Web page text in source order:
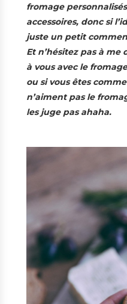
fromage
accessoires, donc si
juste un petit
Et n’hésitez pas à
à vous avec le
ou si vous êtes
n’aiment pas le
les juge pas ahaha.